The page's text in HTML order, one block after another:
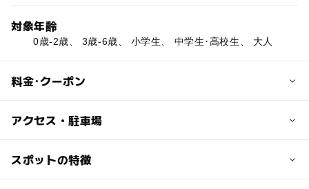
対象年齢
0歳-2歳、 3歳-6歳、 小学生、 中学生･高校生、 大人
料金･クーポン
子供の料金
アクセス・駐車場
交通アクセス
スポットの特徴